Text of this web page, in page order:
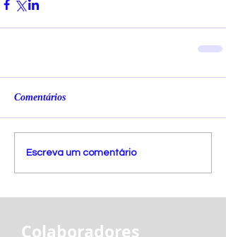
Comentários
Escreva um comentário
Colaboradores